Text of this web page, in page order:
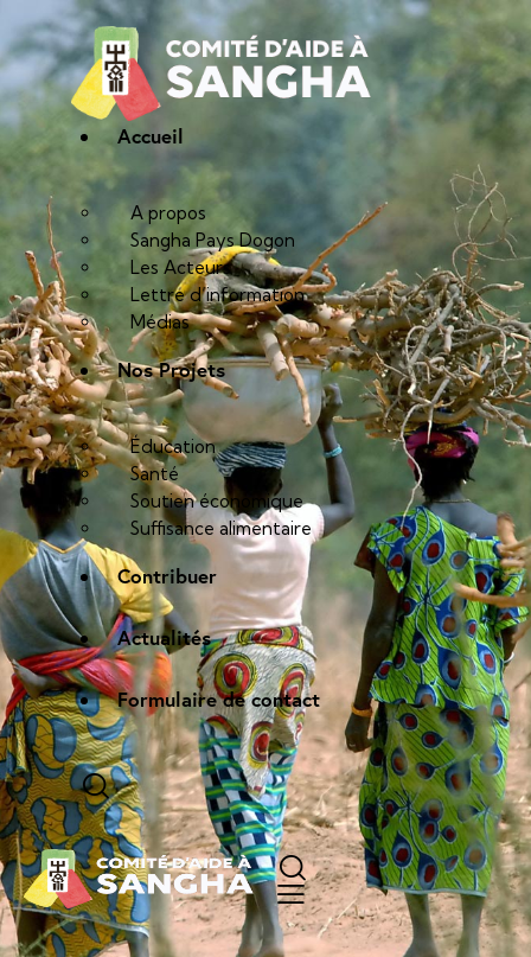
Accueil
A propos
Sangha Pays Dogon
Les Acteurs
Lettre d’information
Médias
Nos Projets
Éducation
Santé
Soutien économique
Suffisance alimentaire
Contribuer
Actualités
Formulaire de contact